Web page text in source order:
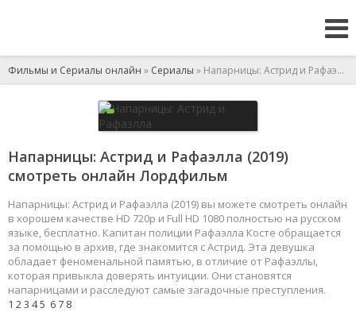
Фильмы и Сериалы онлайн » Сериалы » Напарницы: Астрид и Рафаэлла
Напарницы: Астрид и Рафаэлла (2019)
смотреть онлайн Лордфильм
Напарницы: Астрид и Рафаэлла (2019) вы можете смотреть онлайн
в хорошем качестве HD 720p и Full HD 1080 полностью на русском
языке, бесплатно. Капитан полиции Рафаэлла Косте обращается
за помощью в архив, где знакомится с Астрид. Эта девушка
обладает феноменальной памятью, в отличие от Рафаэллы,
которая привыкла доверять интуиции. Они становятся
напарницами и расследуют самые загадочные преступления.
1 23 45 67 8